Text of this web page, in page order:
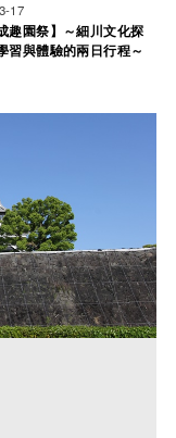
17
趣園祭】～細川文化探
習與體驗的兩日行程～